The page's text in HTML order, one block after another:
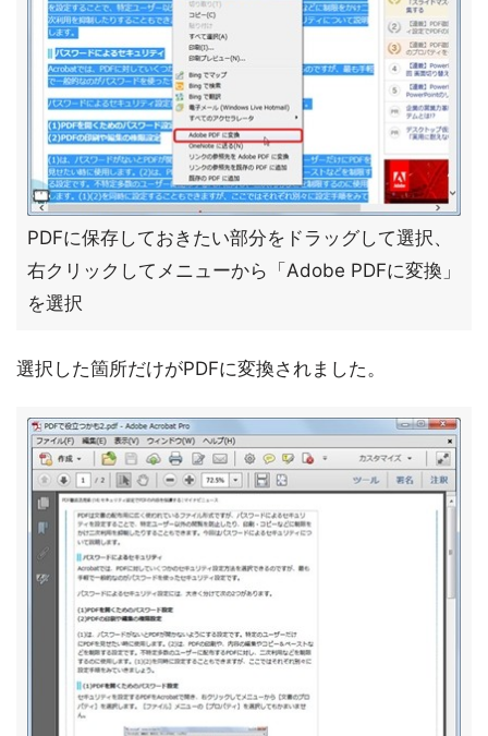
PDFに保存しておきたい部分をドラッグして選択、
右クリックしてメニューから「Adobe PDFに変換」
を選択
選択した箇所だけがPDFに変換されました。